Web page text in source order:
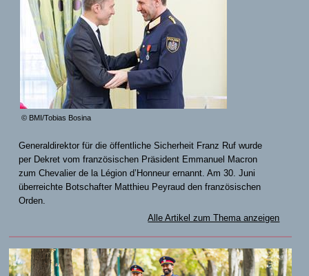
© BMI/Tobias Bosina
Generaldirektor für die öffentliche Sicherheit Franz Ruf wurde
per Dekret vom französischen Präsident Emmanuel Macron
zum Chevalier de la Légion d’Honneur ernannt. Am 30. Juni
überreichte Botschafter Matthieu Peyraud den französischen
Orden.
Alle Artikel zum Thema anzeigen